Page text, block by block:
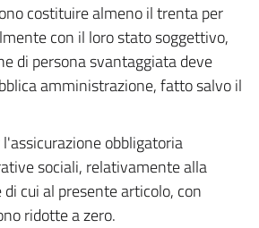
costituire almeno il trenta per
con il loro stato soggettivo,
di persona svantaggiata deve
amministrazione, fatto salvo il
obbligatoria
sociali, relativamente alla
cui al presente articolo, con
ridotte a zero.